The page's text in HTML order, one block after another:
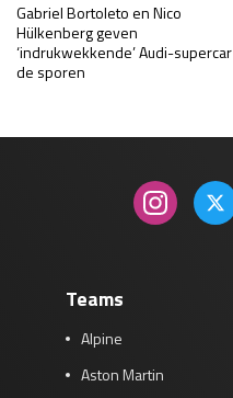
Gabriel Bortoleto en Nico
Hülkenberg geven
‘indrukwekkende’ Audi-supercar
de sporen
Teams
Alpine
Aston Martin